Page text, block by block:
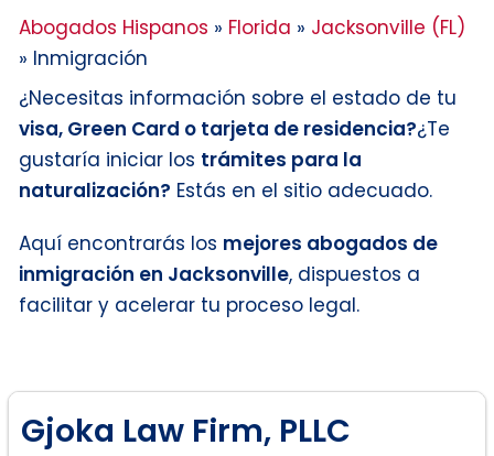
Abogados Hispanos » Florida » Jacksonville (FL)
» Inmigración
¿Necesitas información sobre el estado de tu
visa, Green Card o tarjeta de residencia?¿Te
gustaría iniciar los trámites para la
naturalización? Estás en el sitio adecuado.
Aquí encontrarás los mejores abogados de
inmigración en Jacksonville, dispuestos a
facilitar y acelerar tu proceso legal.
Gjoka Law Firm, PLLC